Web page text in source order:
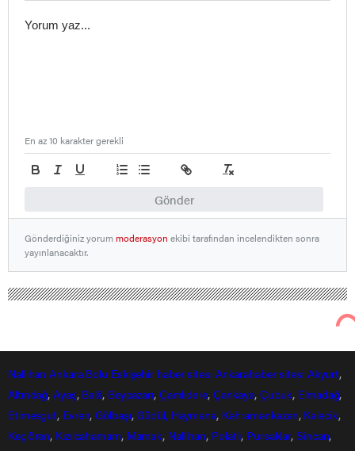
Gönder
En az 10 karakter gerekli
Gönderdiğiniz yorummoderasyon ekibi tarafından incelendikten sonra
yayınlanacaktır.
olsun